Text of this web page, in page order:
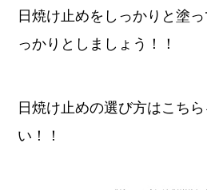
日焼け止めをしっかりと塗
っかりとしましょう！！
日焼け止めの選び方はこち
い！！